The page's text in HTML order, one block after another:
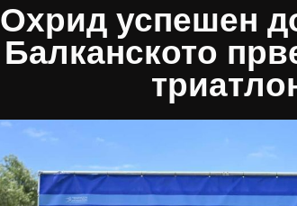
Охрид успешен
Балканското